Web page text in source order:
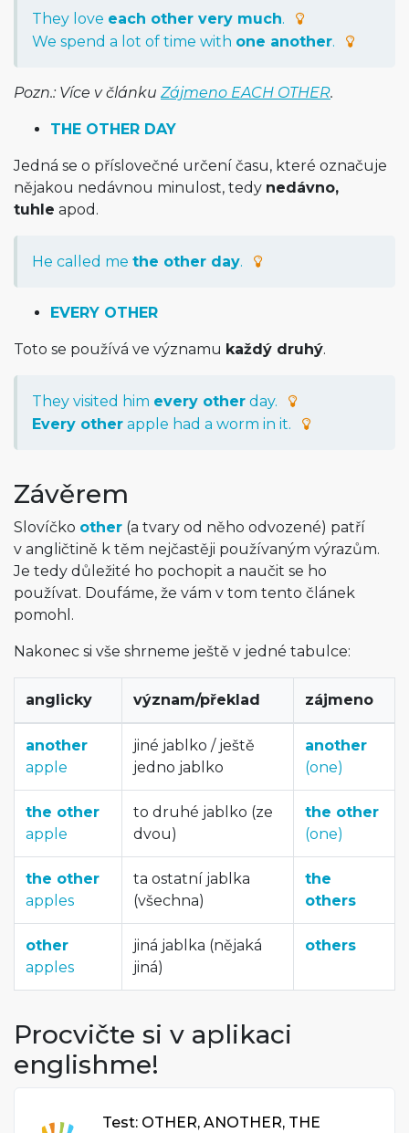
They love each other very much.
We spend a lot of time with one another.
Pozn.: Více v článku Zájmeno EACH OTHER.
THE OTHER DAY
Jedná se o příslovečné určení času, které označuje
nějakou nedávnou minulost, tedy nedávno,
tuhle apod.
He called me the other day.
EVERY OTHER
Toto se používá ve významu každý druhý.
They visited him every other day.
Every other apple had a worm in it.
Závěrem
Slovíčko other (a tvary od něho odvozené) patří
v angličtině k těm nejčastěji používaným výrazům.
Je tedy důležité ho pochopit a naučit se ho
používat. Doufáme, že vám v tom tento článek
pomohl.
Nakonec si vše shrneme ještě v jedné tabulce:
anglicky význam/překlad zájmeno
another
apple
jiné jablko / ještě
jedno jablko
another
(one)
the other
apple
to druhé jablko (ze
dvou)
the other
(one)
the other
apples
ta ostatní jablka
(všechna)
the
others
other
apples
jiná jablka (nějaká
jiná)
others
Procvičte si v aplikaci
englishme!
Test: OTHER, ANOTHER, THE